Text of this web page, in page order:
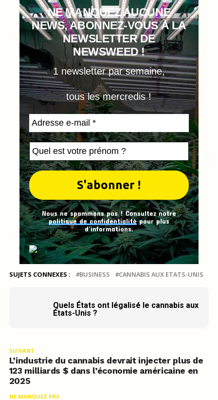
NE MANQUEZ AUCUNE
NEWS, ABONNEZ-VOUS À LA
NEWSLETTER DE
NEWSWEED !
1 newsletter par semaine,
tous les mercredis !
Nous ne spammons pas ! Consultez notre
politique de confidentialitépour plus
d’informations.
SUJETS CONNEXES : BUSINESS CANNABIS AUX ETATS-UNIS
Quels États ont légalisé le cannabis aux
États-Unis ?
SUIVANT
L’industrie du cannabis devrait injecter plus de
123 milliards $ dans l’économie américaine en
2025
NE MANQUEZ PAS